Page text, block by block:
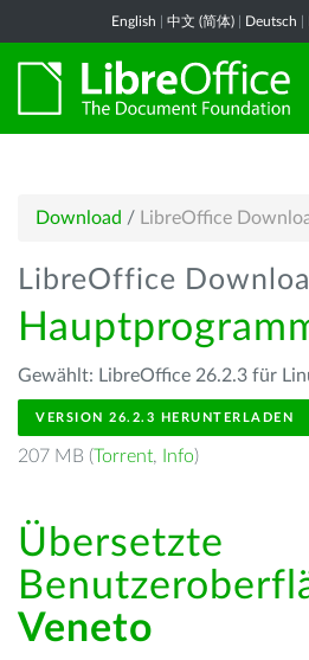
English 中文 (简体) Deutsch
Download / LibreOffice
LibreOffice
Gewählt: LibreOffice 26.2.3 für
VERSION 26.2.3 HERUNTERLADEN
207 MB (Torrent, Info)
Übersetzte
Veneto